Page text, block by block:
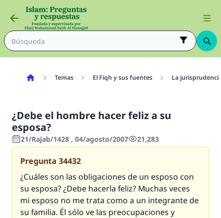
Temas El Fiqh y sus fuentes La
¿Debe el hombre hacer feliz a su
esposa?
21/Rajab/1428 , 04/agosto/2007 21,283
Pregunta 34432
¿Cuáles son las obligaciones de un esposo con
su esposa? ¿Debe hacerla feliz? Muchas veces
mi esposo no me trata como a un integrante de
su familia. Él sólo ve las preocupaciones y